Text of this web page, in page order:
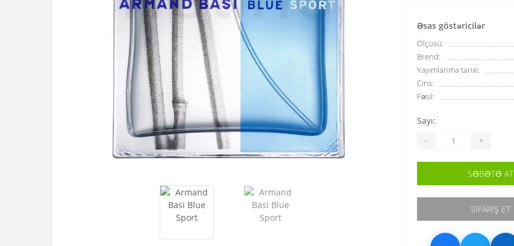
Əsas göstəricilər
Ölçüsü:
Brend:
Yayımlanma tarixi:
Cins:
Fəsil:
Sayı:
- +
SƏBƏTƏ AT
SIFARIŞ ET